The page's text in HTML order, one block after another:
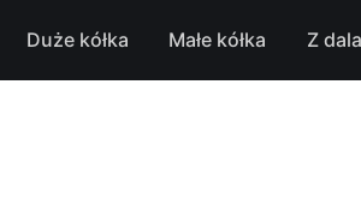
Duże kółka Małe kółka Z